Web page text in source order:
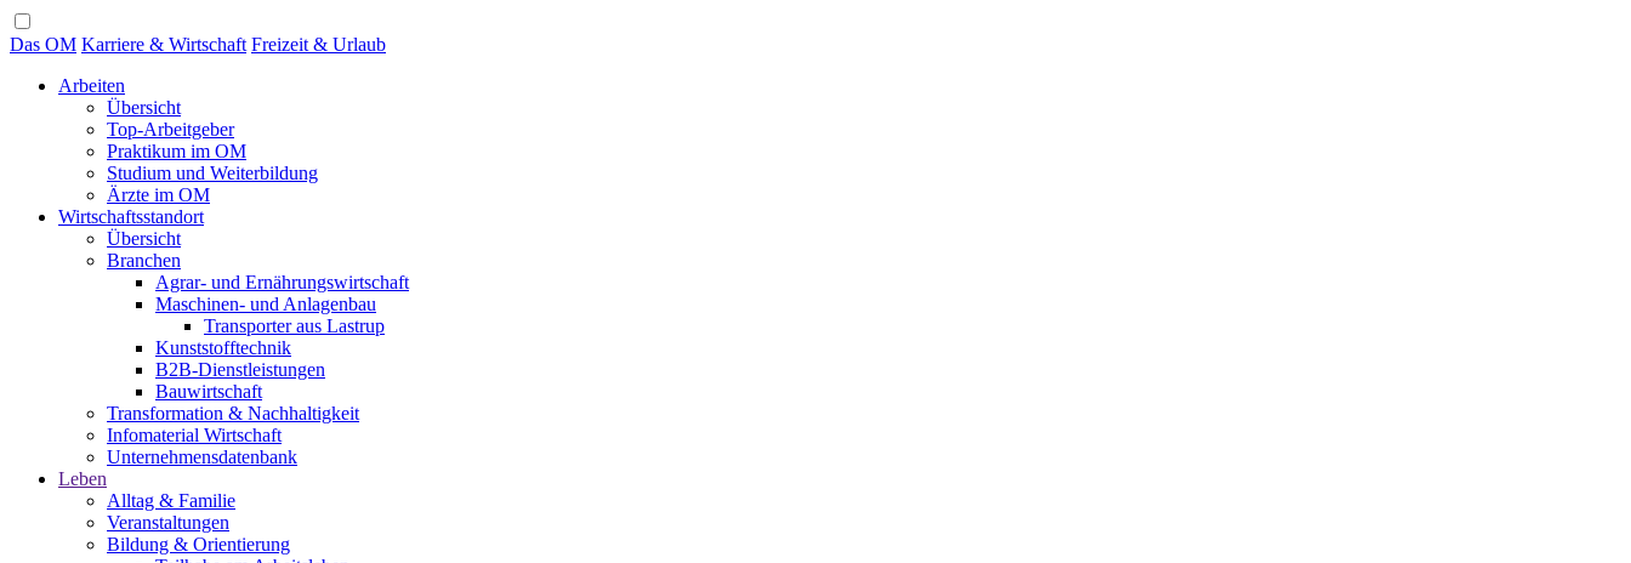
Das OM Karriere & Wirtschaft Freizeit & Urlaub
Arbeiten
Übersicht
Top-Arbeitgeber
Praktikum im OM
Studium und Weiterbildung
Ärzte im OM
Wirtschaftsstandort
Übersicht
Branchen
Agrar- und Ernährungswirtschaft
Maschinen- und Anlagenbau
Transporter aus Lastrup
Kunststofftechnik
B2B-Dienstleistungen
Bauwirtschaft
Transformation & Nachhaltigkeit
Infomaterial Wirtschaft
Unternehmensdatenbank
Leben
Alltag & Familie
Veranstaltungen
Bildung & Orientierung